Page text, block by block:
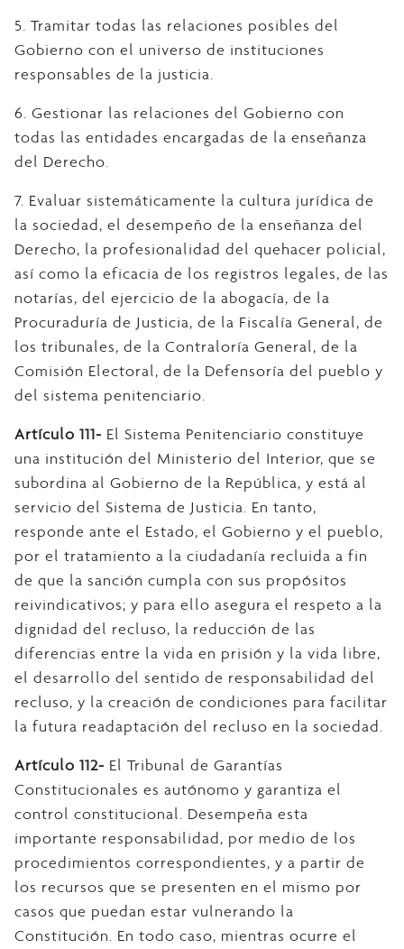
5. Tramitar todas las relaciones posibles del
Gobierno con el universo de instituciones
responsables de la justicia.
6. Gestionar las relaciones del Gobierno con
todas las entidades encargadas de la enseñanza
del Derecho.
7. Evaluar sistemáticamente la cultura jurídica de
la sociedad, el desempeño de la enseñanza del
Derecho, la profesionalidad del quehacer policial,
así como la eficacia de los registros legales, de las
notarías, del ejercicio de la abogacía, de la
Procuraduría de Justicia, de la Fiscalía General, de
los tribunales, de la Contraloría General, de la
Comisión Electoral, de la Defensoría del pueblo y
del sistema penitenciario.
Artículo 111- El Sistema Penitenciario constituye
una institución del Ministerio del Interior, que se
subordina al Gobierno de la República, y está al
servicio del Sistema de Justicia. En tanto,
responde ante el Estado, el Gobierno y el pueblo,
por el tratamiento a la ciudadanía recluida a fin
de que la sanción cumpla con sus propósitos
reivindicativos; y para ello asegura el respeto a la
dignidad del recluso, la reducción de las
diferencias entre la vida en prisión y la vida libre,
el desarrollo del sentido de responsabilidad del
recluso, y la creación de condiciones para facilitar
la futura readaptación del recluso en la sociedad.
Artículo 112- El Tribunal de Garantías
Constitucionales es autónomo y garantiza el
control constitucional. Desempeña esta
importante responsabilidad, por medio de los
procedimientos correspondientes, y a partir de
los recursos que se presenten en el mismo por
casos que puedan estar vulnerando la
Constitución. En todo caso, mientras ocurre el